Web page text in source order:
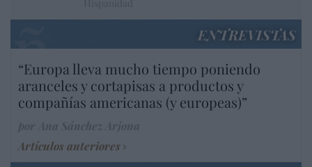
ENTREVISTAS
“Europa lleva mucho tiempo poniendo
aranceles y cortapisas a productos y
compañías americanas (y europeas)”
Artículos anteriores